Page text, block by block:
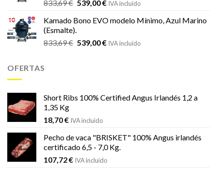
833,69€ El
original
era:
833,69 €.
539,00€El
actual
539,00 €.
IVA incluido
Kamado Bono EVO modelo Mínimo, Azul Marino
(Esmalte).
833,69€ El
539,00€ElIVA incluido
OFERTAS
Short Ribs 100% Certified Angus Irlandés 1,2 a
1,35 Kg
18,70€ IVA incluido
Pecho de vaca "BRISKET" 100% Angus irlandés
certificado 6,5 - 7,0 Kg.
107,72€ IVA incluido